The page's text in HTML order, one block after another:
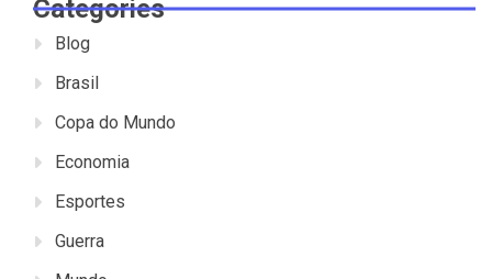
Categories
Blog
Brasil
Copa do Mundo
Economia
Esportes
Guerra